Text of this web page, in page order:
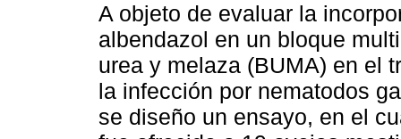
A objeto de evaluar la
albendazol en un bloque
urea y melaza (BUMA) en el
la infección por nematodos
se diseño un ensayo, en el